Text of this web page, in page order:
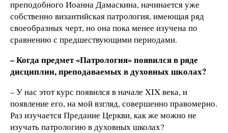
преподобного Иоанна Дамаскина, начинается уже
собственно византийская патрология, имеющая ряд
своеобразных черт, но она пока менее изучена по
сравнению с предшествующими периодами.
– Когда предмет «Патрология» появился в ряде
дисциплин, преподаваемых в духовных школах?
– У нас этот курс появился в начале XIX века, и
появление его, на мой взгляд, совершенно правомерно.
Раз изучается Предание Церкви, как же можно не
изучать патрологию в духовных школах?